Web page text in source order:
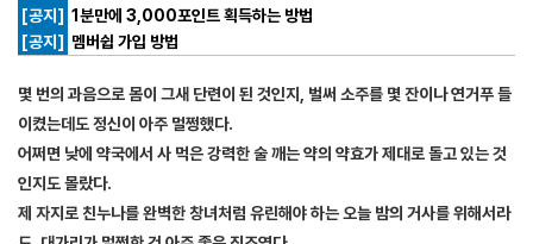
[공지] 1분만에 3,000포인트 획득하는 방법
[공지]
멤버쉽 가입 방법
몇 번의 과음으로 몸이 그새 단련이 된 것인지, 벌써 소주를 몇 잔이나 연거푸 들
이켰는데도 정신이 아주 멀쩡했다.
어쩌면 낮에 약국에서 사 먹은 강력한 술 깨는 약의 약효가 제대로 돌고 있는 것
인지도 몰랐다.
제 자지로 친누나를 완벽한 창녀처럼 유린해야 하는 오늘 밤의 거사를 위해서라